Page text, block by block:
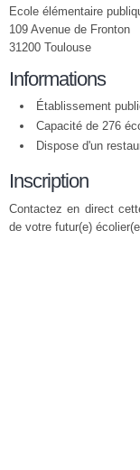
Ecole élémentaire
109 Avenue de Fronton
31200 Toulouse
Informations
Établissement
Capacité de 276
Dispose d'un
Inscription
Contactez en direct
de votre futur(e)